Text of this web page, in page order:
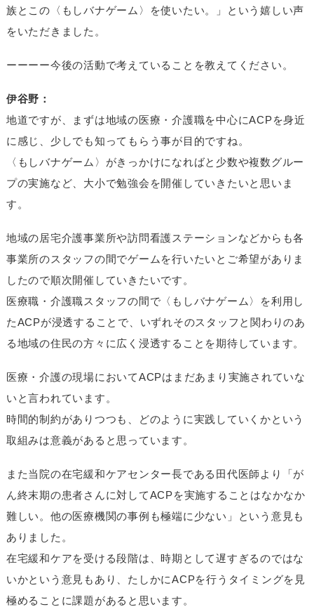
族とこの〈もしバナゲーム〉を使いたい。」という嬉しい声
をいただきました。
ーーーー今後の活動で考えていることを教えてください。
伊谷野：
地道ですが、まずは地域の医療・介護職を中心にACPを身近
に感じ、少しでも知ってもらう事が目的ですね。
〈もしバナゲーム〉がきっかけになればと少数や複数グルー
プの実施など、大小で勉強会を開催していきたいと思いま
す。
地域の居宅介護事業所や訪問看護ステーションなどからも各
事業所のスタッフの間でゲームを行いたいとご希望がありま
したので順次開催していきたいです。
医療職・介護職スタッフの間で〈もしバナゲーム〉を利用し
たACPが浸透することで、いずれそのスタッフと関わりのあ
る地域の住民の方々に広く浸透することを期待しています。
医療・介護の現場においてACPはまだあまり実施されていな
いと言われています。
時間的制約がありつつも、どのように実践していくかという
取組みは意義があると思っています。
また当院の在宅緩和ケアセンター長である田代医師より「が
ん終末期の患者さんに対してACPを実施することはなかなか
難しい。他の医療機関の事例も極端に少ない」という意見も
ありました。
在宅緩和ケアを受ける段階は、時期として遅すぎるのではな
いかという意見もあり、たしかにACPを行うタイミングを見
極めることに課題があると思います。